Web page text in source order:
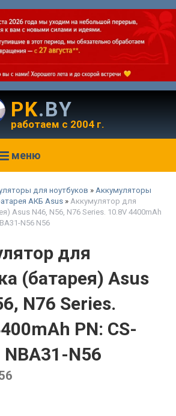
PK.BY
работаем с 2004 г.
меню
для ноутбуков » Аккумуляторы
АКБ Asus » Аккумулятор для
Asus N46, N56, N76 Series. 10.8V 4400mAh
N56 N56
для
(батарея) Asus
N76 Series.
PN: CS-
NBA31-N56